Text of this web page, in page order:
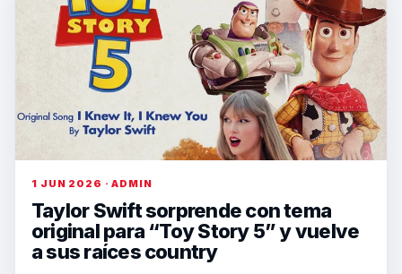
1 JUN 2026 · ADMIN
Taylor Swift sorprende con tema
original para “Toy Story 5” y vuelve
a sus raíces country